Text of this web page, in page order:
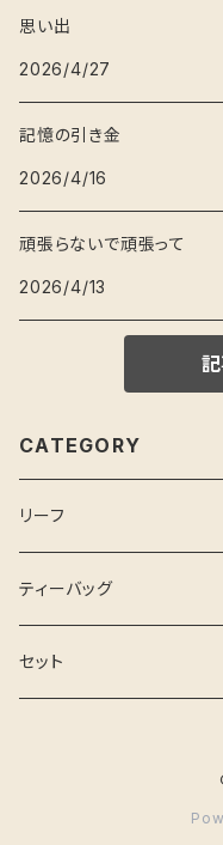
思い出
2026/4/27
記憶の引き金
2026/4/16
頑張らないで頑張って
2026/4/13
CATEGORY
リーフ
ティーバッグ
セット